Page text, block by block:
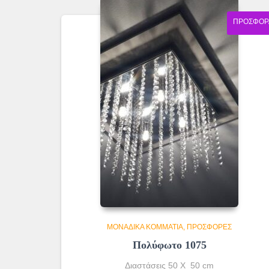
160.00€.
ΜΟΝΆΔΙΚΑ ΚΟΜΜΆΤΙΑ ΠΡΟΣΦΟΡΕΣ
Πολύφωτο 1075
Διαστάσεις 50 Χ 50 cm